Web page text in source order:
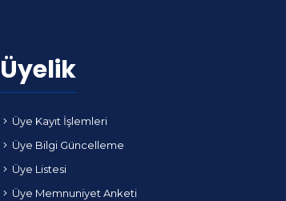
Üyelik
Üye Kayıt İşlemleri
Üye Bilgi Güncelleme
Üye Listesi
Üye Memnuniyet Anketi